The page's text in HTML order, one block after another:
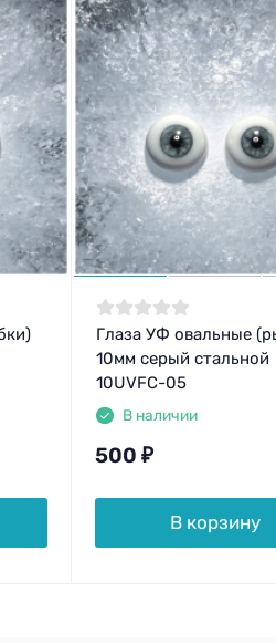
Глаза УФ овальные
10мм серый стальной
10UVFC-05
В наличии
500 ₽
В корзину